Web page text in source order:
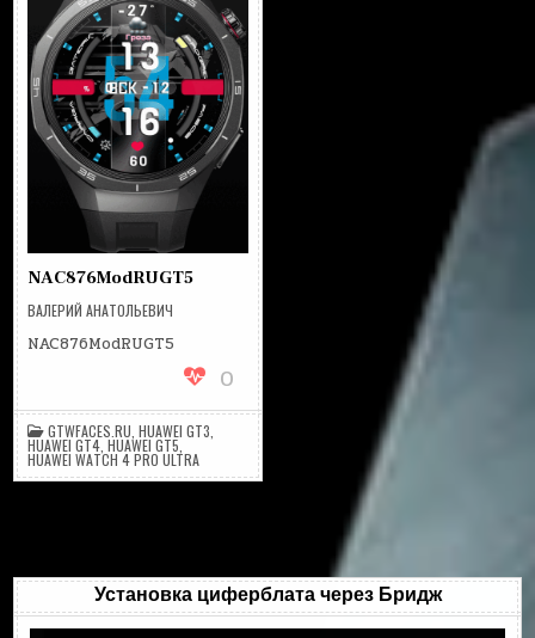
NAC876ModRUGT5
ВАЛЕРИЙ АНАТОЛЬЕВИЧ
NAC876ModRUGT5
0
GTWFACES.RU ,HUAWEI GT3
HUAWEI GT4 ,HUAWEI GT5
HUAWEI WATCH 4 PRO ULTRA
Установка циферблата через Бридж